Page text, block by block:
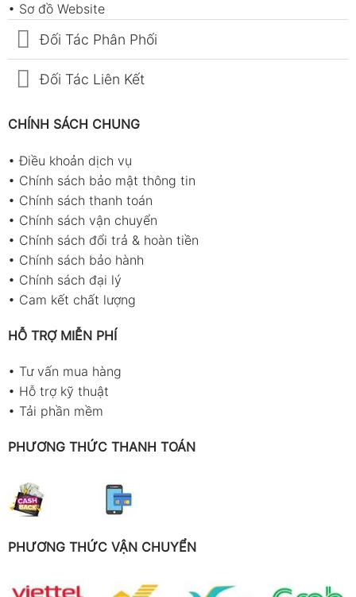
• Sơ đồ Website
Đối Tác Phân Phối
Đối Tác Liên Kết
CHÍNH SÁCH CHUNG
•Điều khoản dịch vụ
• Chính sách bảo mật thông tin
• Chính sách thanh toán
• Chính sách vận chuyển
• Chính sách đổi trả & hoàn tiền
• Chính sách bảo hành
• Chính sách đại lý
• Cam kết chất lượng
HỖ TRỢ MIỄN PHÍ
• Tư vấn mua hàng
• Hỗ trợ kỹ thuật
• Tải phần mềm
PHƯƠNG THỨC THANH TOÁN
PHƯƠNG THỨC VẬN CHUYỂN